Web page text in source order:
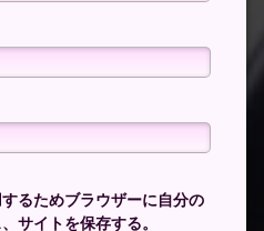
るためブラウザーに自分の
サイトを保存する。